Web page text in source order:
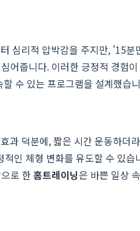
심리적 압박감을 주지만, '15
줍니다. 이러한 긍정적 경
수 있는 프로그램을 설계했습
덕분에, 짧은 시간 운동하
인 체형 변화를 유도할 수 있습
로 한홈트레이닝은 바쁜 일상